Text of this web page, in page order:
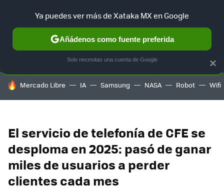
MENÚ NUEVO
GAMING HOME AUTO
HOY SE HABLA DE
Mercado Libre IA Samsung NASA Robot Wifi
El servicio de telefonía de CFE se
desploma en 2025: pasó de ganar
miles de usuarios a perder
clientes cada mes
×
Ya puedes ver más de Xataka MX en Google
Añádenos como fuente preferida
Solo necesitas una cuenta de Google